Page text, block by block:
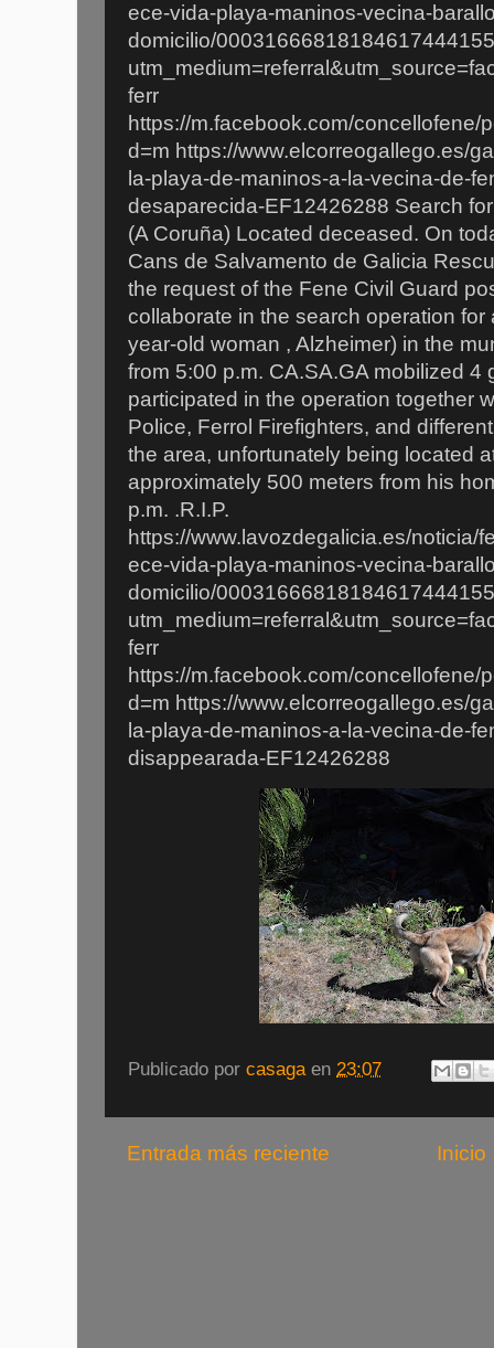
ece-vida-playa-maninos-vecina-
domicilio/
ferr
https://m.facebook.com/
d=m https://www.elcorreogallego.es/
la-playa-de-maninos-a-la-vecina-de-
desaparecida-EF12426288 Search
(A Coruña) Located deceased. On
Cans de Salvamento de Galicia
the request of the Fene Civil Guard
collaborate in the search operation
year-old woman , Alzheimer) in the
from 5:00 p.m. CA.SA.GA mobilized 4
participated in the operation together
Police, Ferrol Firefighters, and
the area, unfortunately being located
approximately 500 meters from his
p.m. .R.I.P.
https://www.lavozdegalicia.es/noticia/
ece-vida-playa-maninos-vecina-
domicilio/
ferr
https://m.facebook.com/
d=m https://www.elcorreogallego.es/
la-playa-de-maninos-a-la-vecina-de-
disappearada-EF12426288
Publicado por casaga en 23:07
Entrada más reciente Inicio